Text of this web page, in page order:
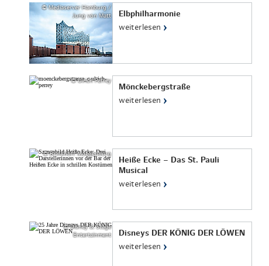
© Mediaserver Hamburg /
Jung von Matt
Elbphilharmonie
weiterlesen ›
© Ulrich Perrey
Mönckebergstraße
weiterlesen ›
© Brinkhoff Moegenburg
Heiße Ecke – Das St. Pauli
Musical
weiterlesen ›
© Disney & Stage
Entertainment
Disneys DER KÖNIG DER LÖWEN
weiterlesen ›